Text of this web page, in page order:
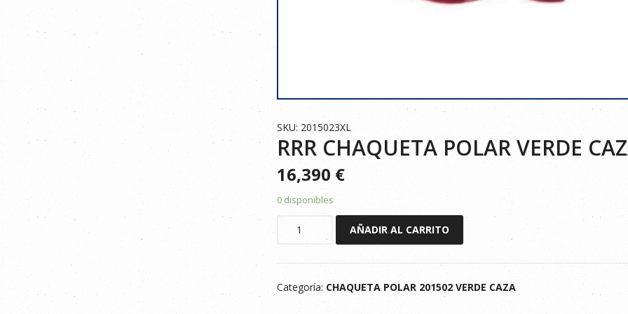
SKU: 2015023XL
RRR CHAQUETA POLAR VERDE
16,390 €
0 disponibles
CHAQUETA
CAZA
AÑADIR AL CARRITO
Categoría:CHAQUETA POLAR 201502 VERDE CAZA